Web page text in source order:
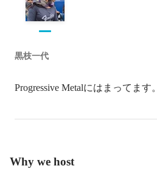
黒枝一代
Progressive Metalにはまってます。
Why we host